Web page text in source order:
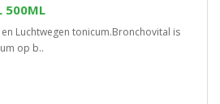
500ML
Luchtwegen tonicum.Bronchovital is
op b..